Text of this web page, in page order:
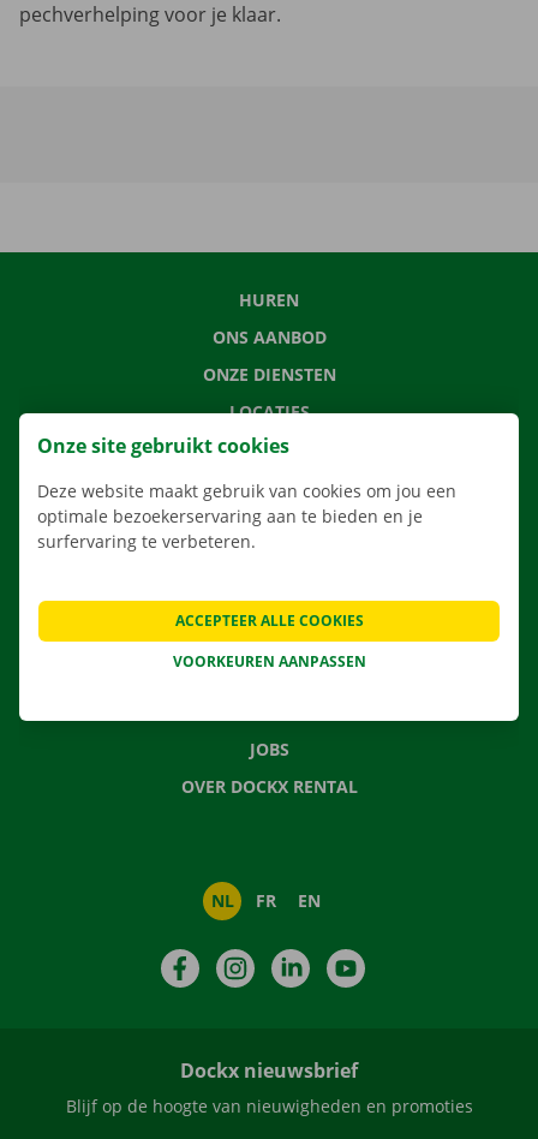
pechverhelping voor je klaar.
HUREN
ONS AANBOD
ONZE DIENSTEN
LOCATIES
APP
VERHUISOPLOSSINGEN
CONTACTEER ONS
VEELGESTELDE VRAGEN
NIEUWS
JOBS
OVER DOCKX RENTAL
NL FR EN
FacebookInstagramLinkedIn
Dockx nieuwsbrief
Blijf op de hoogte van nieuwigheden en promoties
Onze site gebruikt cookies
Deze website maakt gebruik van cookies om jou een
optimale bezoekerservaring aan te bieden en je
surfervaring te verbeteren.
VOORKEUREN AANPASSEN
ACCEPTEER ALLE COOKIES